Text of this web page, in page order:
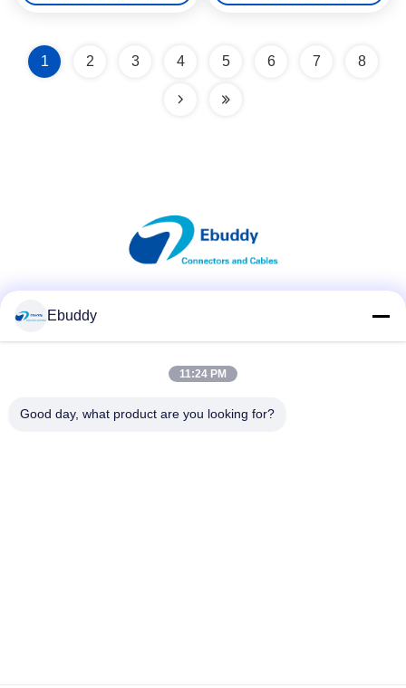
1 2 3 4 5 6 7 8
Ebuddy
11:24 PM
Good day, what product are you looking for?